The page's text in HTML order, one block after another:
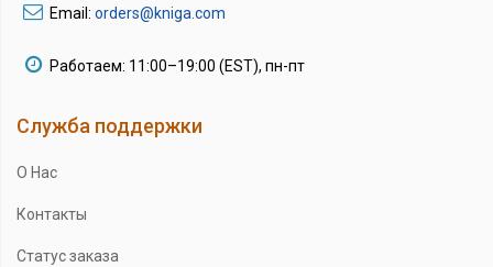
Email: orders@kniga.com
Работаем: 11:00–19:00 (EST), пн-пт
Служба поддержки
О Нас
Контакты
Статус заказа